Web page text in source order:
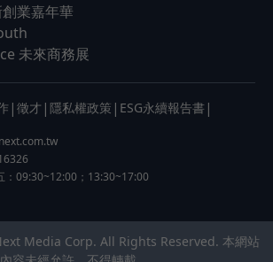
業嘉年華
未來商務展
| 徵才 | 隱私權政策 | ESG永續報告書 |
：09:30~12:00；13:30~17:00
Media Corp. All Rights Reserved. 本網站